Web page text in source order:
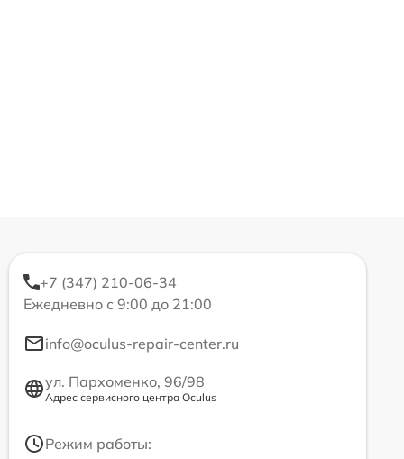
+7 (347) 210-06-34
Ежедневно с 9:00 до 21:00
info@oculus-repair-center.ru
ул. Пархоменко, 96/98
Адрес сервисного центра Oculus
Режим работы: